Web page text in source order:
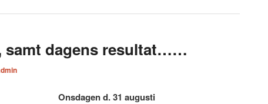
samt dagens resultat……
Onsdagen d. 31 augusti